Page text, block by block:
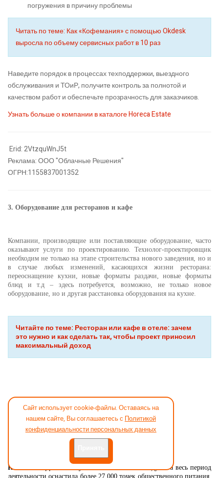
погружения в причину проблемы
Читать по теме: Как «Кофемания» с помощью Okdesk
выросла по объему сервисных работ в 10 раз
Наведите порядок в процессах техподдержки, выездного
обслуживания и ТОиР, получите контроль за полнотой и
качеством работ и обеспечьте прозрачность для заказчиков.
Узнать больше о компании в каталоге Horeca Estate
Erid: 2VtzquWnJ5t
Реклама: ООО "Облачные Решения"
ОГРН:1155837001352
3. Оборудование для ресторанов и кафе
Компании, производящие или поставляющие оборудование, часто
оказывают услуги по проектированию. Технолог-проектировщик
необходим не только на этапе строительства нового заведения, но и
в случае любых изменений, касающихся жизни ресторана:
переоснащение кухни, новые форматы раздачи, новые форматы
блюд и т.д – здесь потребуется, возможно, не только новое
оборудование, но и другая расстановка оборудования на кухне.
Читайте по теме: Ресторан или кафе в отеле: зачем
это нужно и как сделать так, чтобы проект приносил
максимальный доход
Компания «Деловая Русь»основана в 1990 году и за весь период
деятельности оснастила более 27 000 точек общественного питания.
Сайт использует cookie-файлы. Оставаясь на
нашем сайте, Вы соглашаетесь с Политикой
конфиденциальности персональных данных